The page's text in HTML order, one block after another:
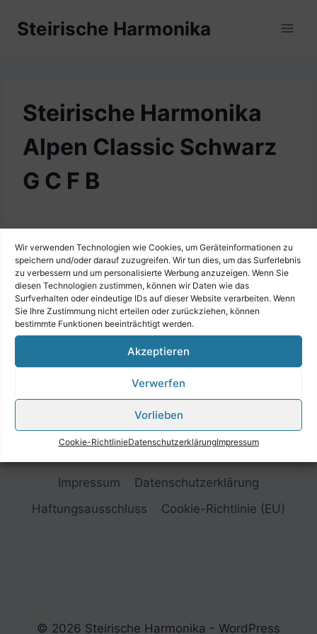
Wir verwenden Technologien wie Cookies, um Geräteinformationen zu
speichern und/oder darauf zuzugreifen. Wir tun dies, um das Surferlebnis
zu verbessern und um personalisierte Werbung anzuzeigen. Wenn Sie
diesen Technologien zustimmen, können wir Daten wie das
Surfverhalten oder eindeutige IDs auf dieser Website verarbeiten. Wenn
Sie Ihre Zustimmung nicht erteilen oder zurückziehen, können
bestimmte Funktionen beeinträchtigt werden.
Akzeptieren
Verwerfen
Vorlieben
Cookie-RichtlinieDatenschutzerklärungImpressum
InhaltSteirische Harmonika
Steirische Harmonika
Alpen Classic Schwarz
G C F B
Impressum
Datenschutzerklärung
Haftungsausschluss
Cookie-Richtlinie (EU)
© 2026 Steirische Harmonika - WordPress